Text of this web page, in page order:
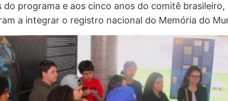
do programa e aos cinco anos do comitê
a integrar o registro nacional do Memória do